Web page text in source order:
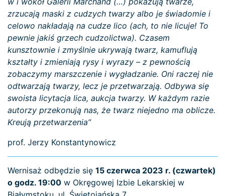
zrzucają maski z cudzych twarzy albo je świadomie i
celowo nakładają na cudze lico (ach, to nie licuje! To
pewnie jakiś grzech cudzolictwa). Czasem
kunsztownie i zmyślnie ukrywają twarz, kamuflują
kształty i zmieniają rysy i wyrazy – z pewnością
zobaczymy marszczenie i wygładzanie. Oni raczej nie
odtwarzają twarzy, lecz je przetwarzają. Odbywa się
swoista licytacja lica, aukcja twarzy. W każdym razie
autorzy przekonują nas, że twarz niejedno ma oblicze.
Kreują przetwarzenia”
prof. Jerzy Konstantynowicz
Wernisaż odbędzie się 15 czerwca 2023 r. (czwartek)
o godz. 19:00 w Okręgowej Izbie Lekarskiej w